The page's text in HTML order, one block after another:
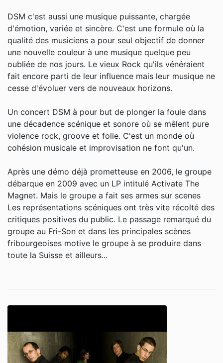
DSM c'est aussi une musique puissante, chargée
d'émotion, variée et sincère. C'est une formule où la
qualité des musiciens a pour seul objectif de donner
une nouvelle couleur à une musique quelque peu
oubliée de nos jours. Le vieux Rock qu'ils vénéraient
fait encore parti de leur influence mais leur musique ne
cesse d'évoluer vers de nouveaux horizons.
Un concert DSM à pour but de plonger la foule dans
une décadence scénique et sonore où se mêlent pure
violence rock, groove et folie. C'est un monde où
cohésion musicale et improvisation ne font qu'un.
Après une démo déjà prometteuse en 2006, le groupe
débarque en 2009 avec un LP intitulé Activate The
Magnet. Mais le groupe a fait ses armes sur scenes
Les représentations scéniques ont très vite récolté des
critiques positives du public. Le passage remarqué du
groupe au Fri-Son et dans les principales scènes
fribourgeoises motive le groupe à se produire dans
toute la Suisse et ailleurs...